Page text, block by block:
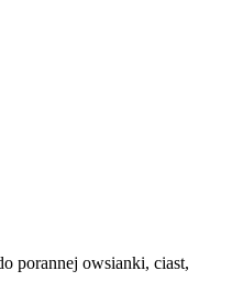
porannej owsianki, ciast,